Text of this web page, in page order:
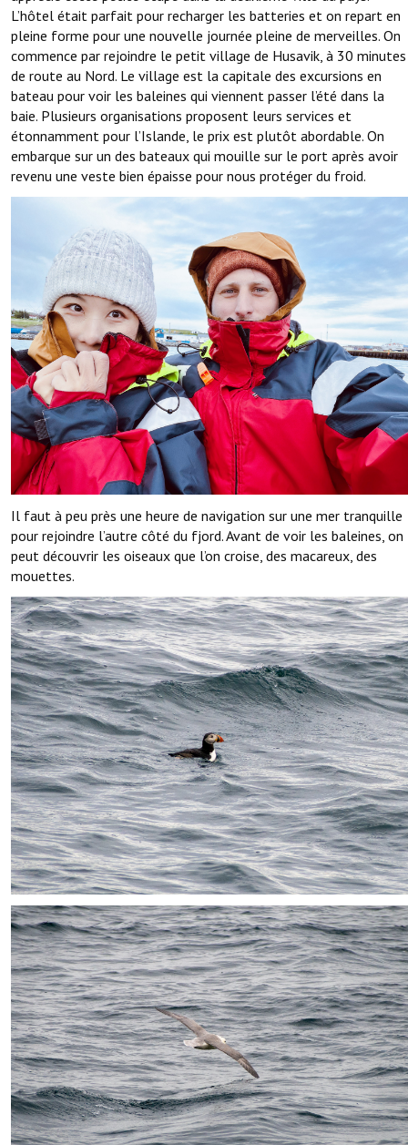
L’hôtel était parfait pour recharger les batteries et on repart en
pleine forme pour une nouvelle journée pleine de merveilles. On
commence par rejoindre le petit village de Husavik, à 30 minutes
de route au Nord. Le village est la capitale des excursions en
bateau pour voir les baleines qui viennent passer l’été dans la
baie. Plusieurs organisations proposent leurs services et
étonnamment pour l’Islande, le prix est plutôt abordable. On
embarque sur un des bateaux qui mouille sur le port après avoir
revenu une veste bien épaisse pour nous protéger du froid.
Il faut à peu près une heure de navigation sur une mer tranquille
pour rejoindre l’autre côté du fjord. Avant de voir les baleines, on
peut découvrir les oiseaux que l’on croise, des macareux, des
mouettes.